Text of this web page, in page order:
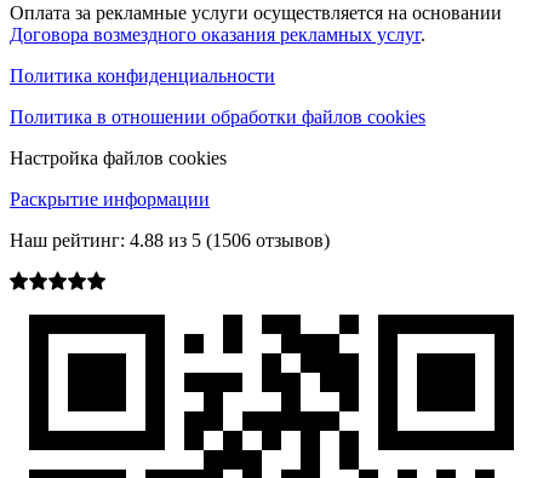
Оплата за рекламные услуги осуществляется на основании
Договора возмездного оказания рекламных услуг.
Политика конфиденциальности
Политика в отношении обработки файлов cookies
Настройка файлов cookies
Раскрытие информации
Наш рейтинг: 4.88 из 5 (1506 отзывов)